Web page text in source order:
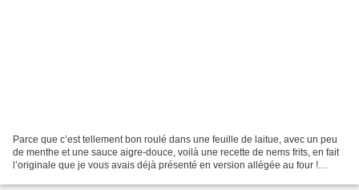
Parce que c’est tellement bon roulé dans une feuille de laitue, avec un peu
de menthe et une sauce aigre-douce, voilà une recette de nems frits, en fait
l’originale que je vous avais déjà présenté en version allégée au four !